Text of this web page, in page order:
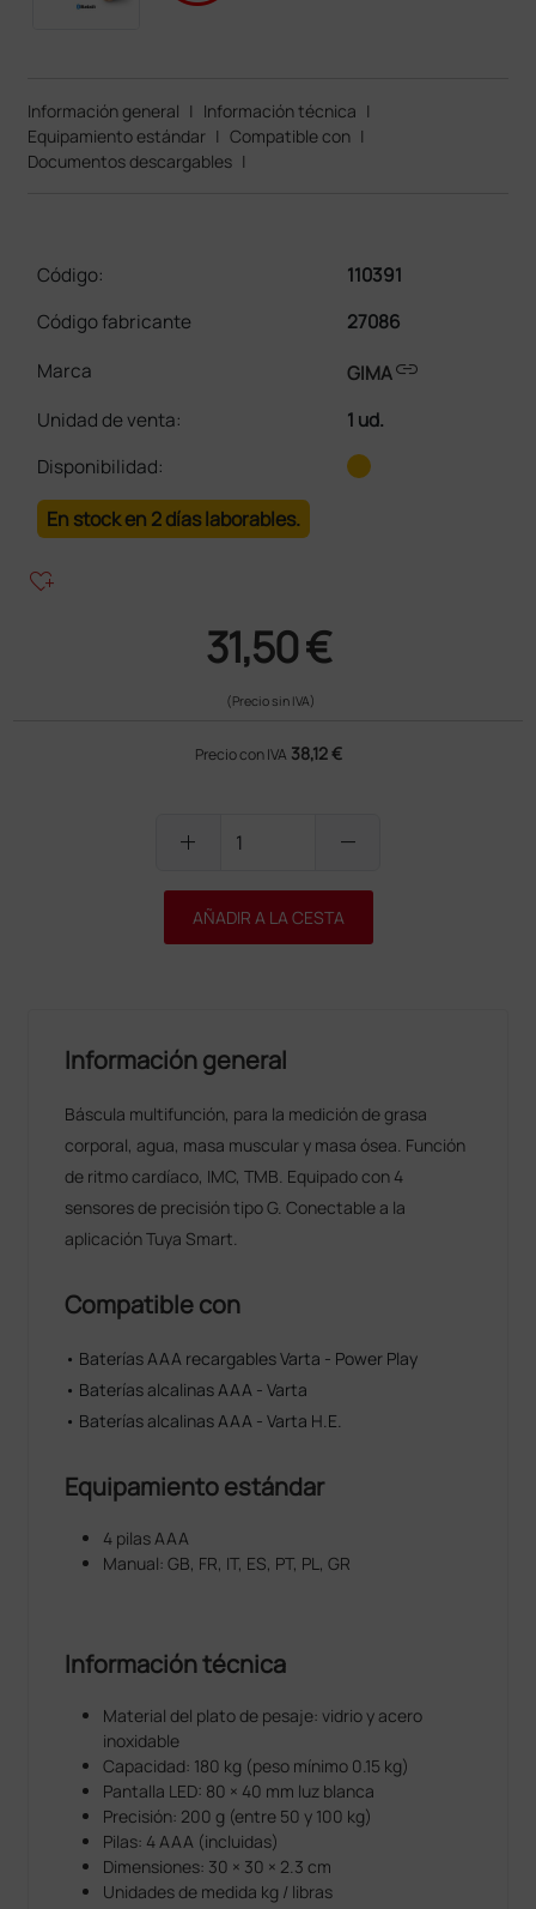
Información general | Información técnica |
Equipamiento estándar | Compatible con |
Documentos descargables |
Código:
110391
Código fabricante
27086
Marca
GIMAlink
Unidad de venta:
1 ud.
Disponibilidad:
En stock en 2 días laborables.
heart_plus
31,50 €
(Precio sin IVA)
Precio con IVA 38,12 €
add remove
AÑADIR A LA CESTA
Información general
Báscula multifunción, para la medición de grasa
corporal, agua, masa muscular y masa ósea. Función
de ritmo cardíaco, IMC, TMB. Equipado con 4
sensores de precisión tipo G. Conectable a la
aplicación Tuya Smart.
Compatible con
• Baterías AAA recargables Varta - Power Play
• Baterías alcalinas AAA - Varta
• Baterías alcalinas AAA - Varta H.E.
Equipamiento estándar
4 pilas AAA
Manual: GB, FR, IT, ES, PT, PL, GR
Información técnica
Material del plato de pesaje: vidrio y acero
inoxidable
Capacidad: 180 kg (peso mínimo 0.15 kg)
Pantalla LED: 80 × 40 mm luz blanca
Precisión: 200 g (entre 50 y 100 kg)
Pilas: 4 AAA (incluidas)
Dimensiones: 30 × 30 × 2.3 cm
Unidades de medida kg / libras